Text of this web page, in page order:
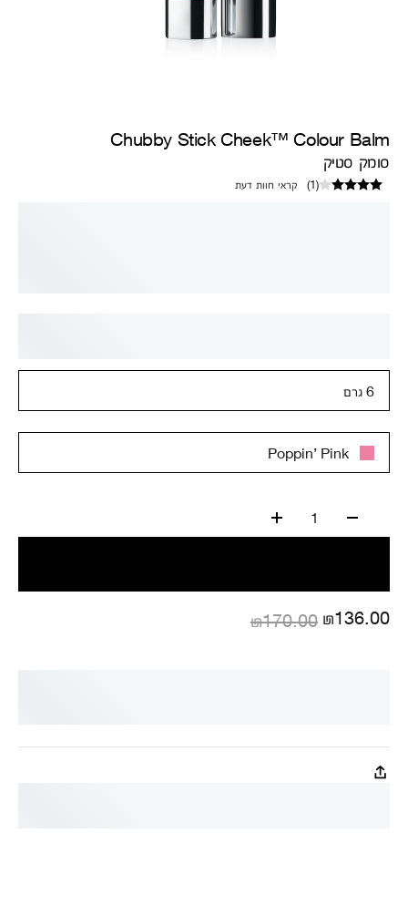
Chubby Stick Cheek™ Colour Balm
סומק סטיק
(
1
) קראי חוות דעת
6 גרם
Poppin’ Pink
1
₪170.00 ₪136.00